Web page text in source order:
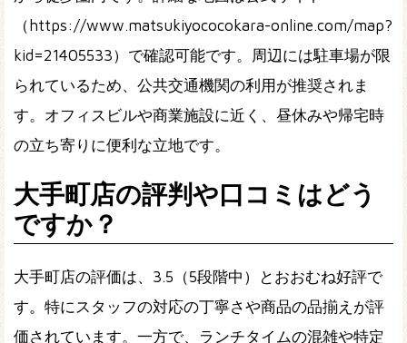
（https://www.matsukiyococokara-online.com/map?
kid=21405533）で確認可能です。周辺には駐車場が限
られているため、公共交通機関の利用が推奨されま
す。オフィスビルや商業施設に近く、昼休みや帰宅時
の立ち寄りに便利な立地です。
大手町店の評判や口コミはどう
ですか？
大手町店の評価は、3.5（5段階中）とおおむね好評で
す。特にスタッフの対応の丁寧さや商品の品揃えが評
価されています。一方で、ランチタイムの混雑や特定